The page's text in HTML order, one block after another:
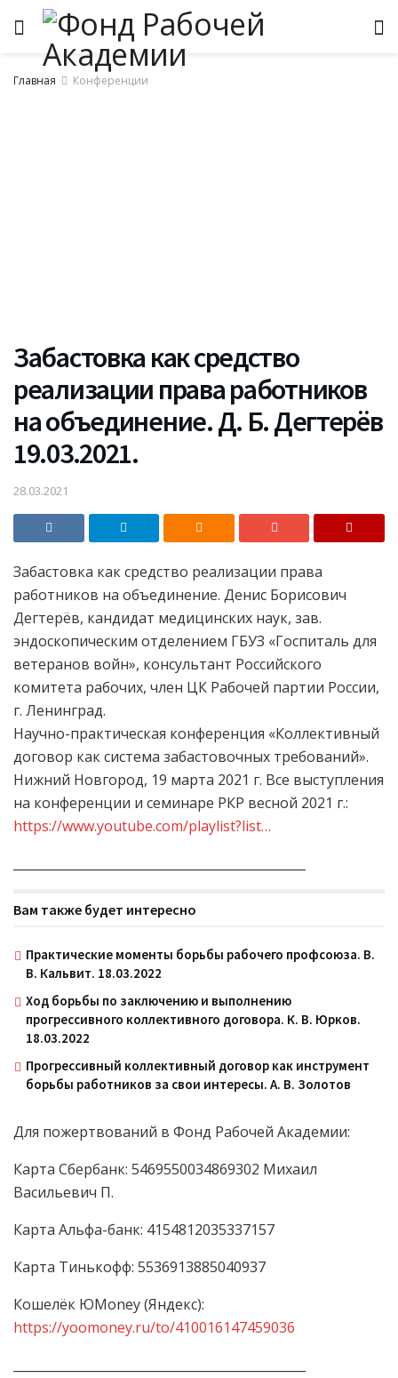
Главная Конференции
Забастовка как средство
реализации права работников
на объединение. Д. Б. Дегтерёв
19.03.2021.
28.03.2021
Забастовка как средство реализации права
работников на объединение. Денис Борисович
Дегтерёв, кандидат медицинских наук, зав.
эндоскопическим отделением ГБУЗ «Госпиталь для
ветеранов войн», консультант Российского
комитета рабочих, член ЦК Рабочей партии России,
г. Ленинград.
Научно-практическая конференция «Коллективный
договор как система забастовочных требований».
Нижний Новгород, 19 марта 2021 г. Все выступления
на конференции и семинаре РКР весной 2021 г.:
https://www.youtube.com/playlist?list…
Вам также будет интересно
Практические моменты борьбы рабочего профсоюза. В.
В. Кальвит. 18.03.2022
Ход борьбы по заключению и выполнению
прогрессивного коллективного договора. К. В. Юрков.
18.03.2022
Прогрессивный коллективный договор как инструмент
борьбы работников за свои интересы. А. В. Золотов
Для пожертвований в Фонд Рабочей Академии:
Карта Сбербанк: 5469550034869302 Михаил
Васильевич П.
Карта Альфа-банк: 4154812035337157
Карта Тинькофф: 5536913885040937
Кошелёк ЮMoney (Яндекс):
https://yoomoney.ru/to/410016147459036